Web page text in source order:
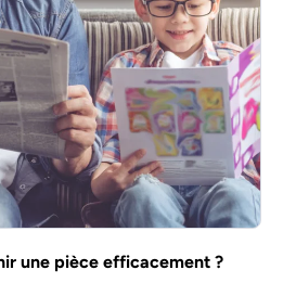
une pièce efficacement ?